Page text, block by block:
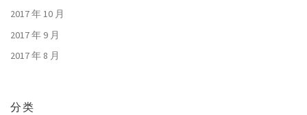
2017 年 10 月
2017 年 9 月
2017 年 8 月
分类